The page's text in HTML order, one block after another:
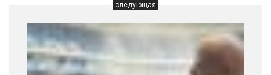
следующая